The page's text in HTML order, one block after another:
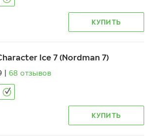
КУПИТЬ
Ice 7 (Nordman 7)
68 отзывов
КУПИТЬ